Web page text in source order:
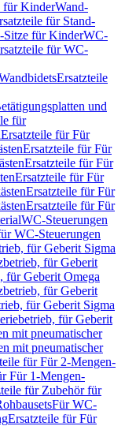
für KinderWand-
für Stand-
Sitze für KinderWC-
für WC-
Ersatzteile
und
für
Ersatzteile für Für
Ersatzteile für Für
Ersatzteile für Für
Ersatzteile für Für
Ersatzteile für Für
Ersatzteile für Für
WC-Steuerungen
WC-Steuerungen
für Geberit Sigma
für Geberit
für Geberit Omega
für Geberit
für Geberit Sigma
für Geberit
mit pneumatischer
mit pneumatischer
für Für 2-Mengen-
Für 1-Mengen-
für Zubehör für
Für WC-
Ersatzteile für Für